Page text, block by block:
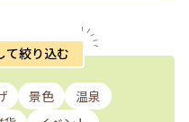
て絞り込む
景色
温泉